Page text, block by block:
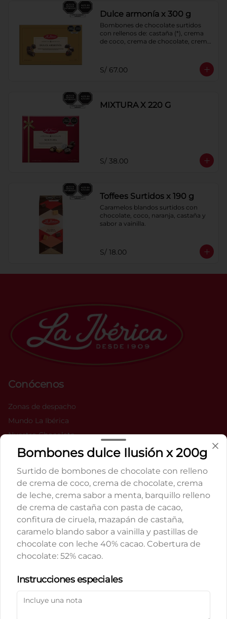
chocolate con leche 40% cacao.
Cobertura de chocolate: 52% cacao.
Dulce armonía x 300 g
Bombones de chocolate surtidos
con rellenos de: castaña (*), crema
de coco, crema de chocolate, crema
castaña con pasta de cacao,
confitura de ciruela, mazapán de
Castaña, sólo se incluyen en la
S/ 67.00
MIXTURA X 220 G
S/ 38.00
Toffees Surtidos x 190 g
Caramelos blandos surtidos con
chocolate, coco, naranja, castaña y
sabor a vainilla.
S/ 18.00
Conócenos
Zonas de despacho
Mundo La Ibérica
Nuestro Chocolate
YouTube
Política de privacidad
Redes sociales
Instagram
Mi cuenta
Política de Cookies
Haga clic en Aceptar para permitir que Justo use
cookies a fin de personalizar este sitio, publicar
Bombones dulce Ilusión x 200g
Surtido de bombones de chocolate con relleno
de crema de coco, crema de chocolate, crema
de leche, crema sabor a menta, barquillo relleno
de crema de castaña con pasta de cacao,
confitura de ciruela, mazapán de castaña,
caramelo blando sabor a vainilla y pastillas de
chocolate con leche 40% cacao. Cobertura de
chocolate: 52% cacao.
Instrucciones especiales